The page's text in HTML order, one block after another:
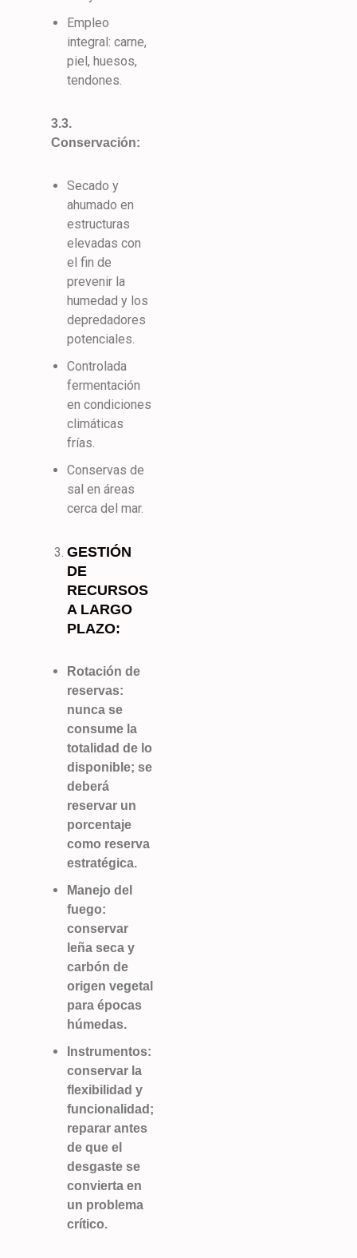
Empleo
integral: carne,
piel, huesos,
tendones.
3.3.
Conservación:
Secado y
ahumado en
estructuras
elevadas con
el fin de
prevenir la
humedad y los
depredadores
potenciales.
Controlada
fermentación
en condiciones
climáticas
frías.
Conservas de
sal en áreas
cerca del mar.
GESTIÓN
DE
RECURSOS
A LARGO
PLAZO:
Rotación de
reservas:
nunca se
consume la
totalidad de lo
disponible; se
deberá
reservar un
porcentaje
como reserva
estratégica.
Manejo del
fuego:
conservar
leña seca y
carbón de
origen vegetal
para épocas
húmedas.
Instrumentos:
conservar la
flexibilidad y
funcionalidad;
reparar antes
de que el
desgaste se
convierta en
un problema
crítico.